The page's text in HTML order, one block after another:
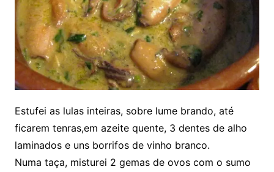
Estufei as lulas inteiras, sobre lume brando, até
ficarem tenras,em azeite quente, 3 dentes de alho
laminados e uns borrifos de vinho branco.
Numa taça, misturei 2 gemas de ovos com o sumo